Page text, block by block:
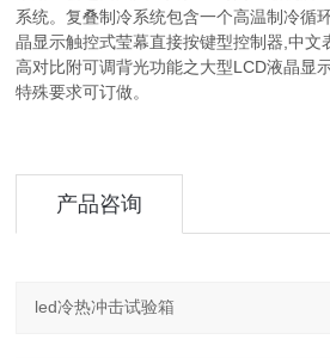
系统。复叠制冷系统包含一个高温制冷循
晶显示触控式莹幕直接按键型控制器,中文
高对比附可调背光功能之大型LCD液晶显
特殊要求可订做。
产品咨询